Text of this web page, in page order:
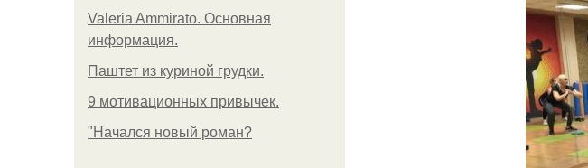
Valeria Ammirato. Основная
информация.
Паштет из куриной грудки.
9 мотивационных привычек.
"Начался новый роман?